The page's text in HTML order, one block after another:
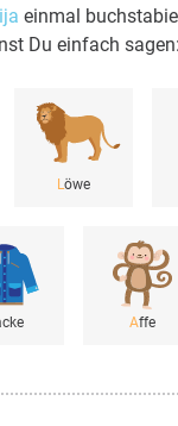
einmal
Du einfach
Löwe
Affe